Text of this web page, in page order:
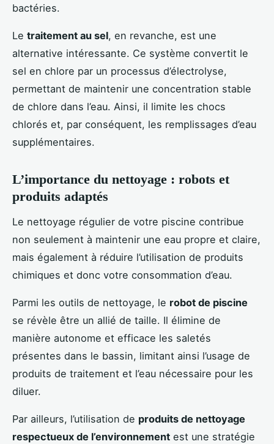
bactéries.
Le traitement au sel, en revanche, est une
alternative intéressante. Ce système convertit le
sel en chlore par un processus d’électrolyse,
permettant de maintenir une concentration stable
de chlore dans l’eau. Ainsi, il limite les chocs
chlorés et, par conséquent, les remplissages d’eau
supplémentaires.
L’importance du nettoyage : robots et
produits adaptés
Le nettoyage régulier de votre piscine contribue
non seulement à maintenir une eau propre et claire,
mais également à réduire l’utilisation de produits
chimiques et donc votre consommation d’eau.
Parmi les outils de nettoyage, le robot de piscine
se révèle être un allié de taille. Il élimine de
manière autonome et efficace les saletés
présentes dans le bassin, limitant ainsi l’usage de
produits de traitement et l’eau nécessaire pour les
diluer.
Par ailleurs, l’utilisation de produits de nettoyage
respectueux de l’environnement est une stratégie